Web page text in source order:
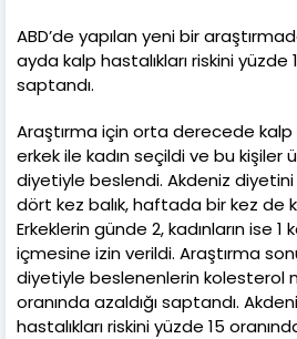
ABD’de yapılan yeni bir
ayda kalp hastalıkları riskini
saptandı.
Araştırma için orta derecede kalp
erkek ile kadın seçildi ve bu kişiler
diyetiyle beslendi. Akdeniz
dört kez balık, haftada bir kez de
Erkeklerin günde 2, kadınların ise 1
içmesine izin verildi. Araştırma
diyetiyle beslenenlerin kolesterol
oranında azaldığı saptandı.
hastalıkları riskini yüzde 15